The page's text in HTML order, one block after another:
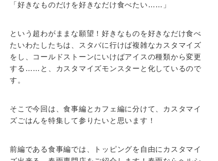
「好きなものだけを好きなだけ食べたい……」
という超わがままな願望！好きなものを好きなだけ食べ
たいわたしたちは、スタバに行けば複雑なカスタマイズ
をし、コールドストーンにいけばアイスの種類から変更
する……と、カスタマイズモンスターと化しているので
す。
そこで今回は、食事編とカフェ編に分けて、カスタマイ
ズごはんを特集して参りたいと思います！
前編である食事編では、トッピングを自由にカスタマイ